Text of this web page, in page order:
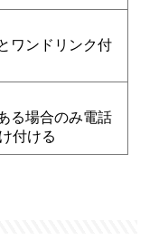
ワンドリンク付
る場合のみ電話
付ける